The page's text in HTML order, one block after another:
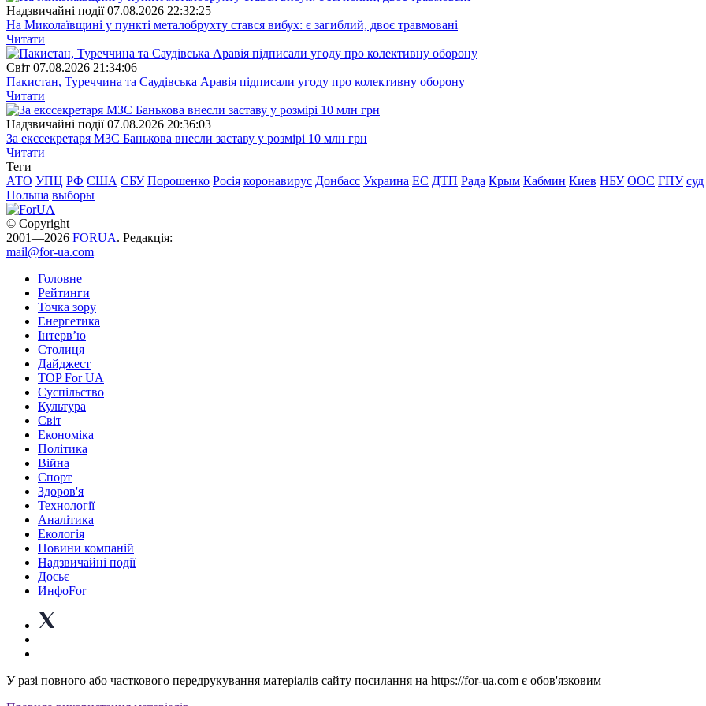
Надзвичайні події 07.08.2026 22:32:25
На Миколаївщині у пункті металобрухту стався вибух: є загиблий, двоє травмовані
Читати
Свiт 07.08.2026 21:34:06
Пакистан, Туреччина та Саудівська Аравія підписали угоду про колективну оборону
Читати
Надзвичайні події 07.08.2026 20:36:03
За екссекретаря МЗС Банькова внесли заставу у розмірі 10 млн грн
Читати
Теги
АТО УПЦ РФ США СБУ Порошенко Росія коронавирус Донбасс Украина ЕС ДТП Рада Крым Кабмин Киев НБУ ООС ГПУ суд
Польша выборы
© Copyright
2001—2026 FORUA. Редакція:
mail@for-ua.com
Головне
Рейтинги
Точка зору
Енергетика
Інтерв’ю
Столиця
Дайджест
TOP For UA
Суспiльство
Культура
Світ
Економіка
Політика
Війна
Спорт
Здоров'я
Технології
Аналітика
Екологія
Новини компаній
Надзвичайні події
Досьє
ИнфоFor
У разі повного або часткового передрукування матеріалів сайту посилання на https://for-ua.com є обов'язковим